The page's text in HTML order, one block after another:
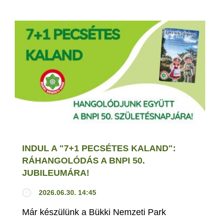
INDUL A "7+1 PECSÉTES KALAND":
RÁHANGOLÓDÁS A BNPI 50.
JUBILEUMÁRA!
2026.06.30. 14:45
Már készülünk a Bükki Nemzeti Park